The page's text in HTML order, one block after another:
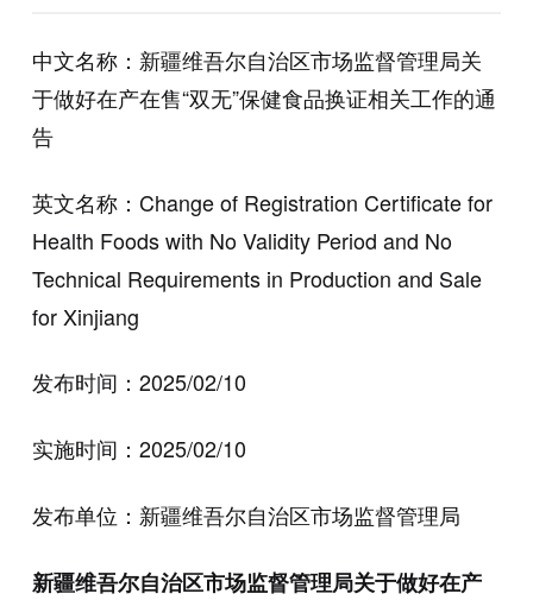
中文名称：新疆维吾尔自治区市场监督管理局关
于做好在产在售“双无”保健食品换证相关工作的通
告
英文名称：Change of Registration Certificate for
Health Foods with No Validity Period and No
Technical Requirements in Production and Sale
for Xinjiang
发布时间：2025/02/10
实施时间：2025/02/10
发布单位：新疆维吾尔自治区市场监督管理局
新疆维吾尔自治区市场监督管理局关于做好在产